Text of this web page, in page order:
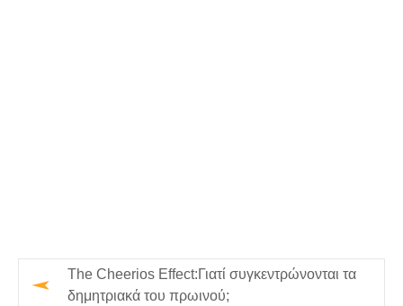
The Cheerios Effect:Γιατί συγκεντρώνονται τα
δημητριακά του πρωινού;